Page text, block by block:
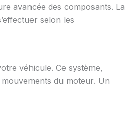
avancée des composants. La
selon les
véhicule. Ce système,
du moteur. Un